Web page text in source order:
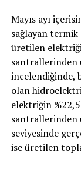
Mayıs ayı
sağlayan
üretilen
santrallerinden
incelendiğinde,
olan
elektriğin
santrallerinden
seviyesinde
ise üretilen